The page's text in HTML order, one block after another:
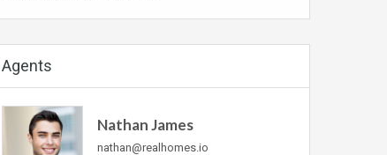
Agents
Nathan James
nathan@realhomes.io